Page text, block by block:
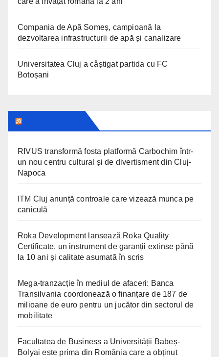
Compania de Apă Someș, campioană la
dezvoltarea infrastructurii de apă și canalizare
Universitatea Cluj a câștigat partida cu FC
Botoșani
RIVUS transformă fosta platformă Carbochim într-
un nou centru cultural și de divertisment din Cluj-
Napoca
ITM Cluj anunță controale care vizează munca pe
caniculă
Roka Development lansează Roka Quality
Certificate, un instrument de garanții extinse până
la 10 ani și calitate asumată în scris
Mega-tranzacție în mediul de afaceri: Banca
Transilvania coordonează o finanțare de 187 de
milioane de euro pentru un jucător din sectorul de
mobilitate
Facultatea de Business a Universității Babeș-
Bolyai este prima din România care a obținut